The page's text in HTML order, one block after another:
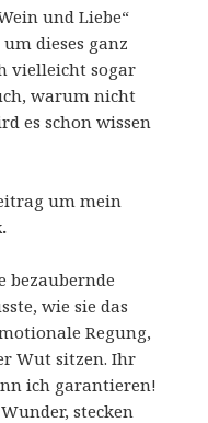
und Liebe“
dieses ganz
vielleicht sogar
warum nicht
es schon wissen
um mein
bezaubernde
wie sie das
Regung,
Wut sitzen. Ihr
ich garantieren!
stecken